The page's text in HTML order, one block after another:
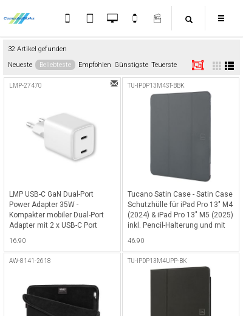
32 Artikel gefunden
Neueste Beliebteste Empfohlen Günstigste Teuerste
LMP-27470
LMP USB-C GaN Dual-Port
Power Adapter 35W -
Kompakter mobiler Dual-Port
Adapter mit 2 x USB-C Port
Geräte - Weiss
16.90
TU-IPDP13M4ST-BBK
Tucano Satin Case - Satin Case
Schutzhülle für iPad Pro 13" M4
(2024) & iPad Pro 13" M5 (2025)
inkl. Pencil-Halterung und mit
Black
46.90
AW-8141-2618 TU-IPDP13M4UPP-BK